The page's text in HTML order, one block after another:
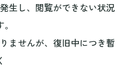
生し、閲覧ができない状況
ませんが、復旧中につき暫